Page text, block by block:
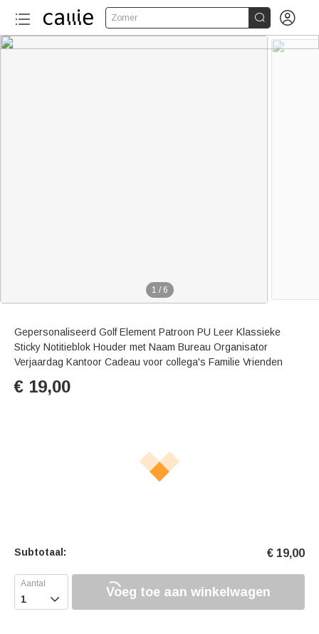
Zomer  
1 / 6
Gepersonaliseerd Golf Element Patroon PU Leer Klassieke
Sticky Notitieblok Houder met Naam Bureau Organisator
Verjaardag Kantoor Cadeau voor collega's Familie Vrienden
€ 19,00
Subtotaal: € 19,00
 Voeg toe aan winkelwagen